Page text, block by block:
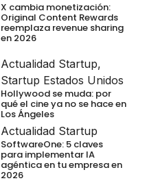
X cambia monetización:
Original Content Rewards
reemplaza revenue sharing
en 2026
Actualidad Startup,
Startup Estados Unidos
Hollywood se muda: por
qué el cine ya no se hace en
Los Ángeles
Actualidad Startup
SoftwareOne: 5 claves
para implementar IA
agéntica en tu empresa en
2026